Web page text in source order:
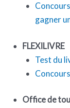
gagner
FLEXILIVRE
Test du
Office de